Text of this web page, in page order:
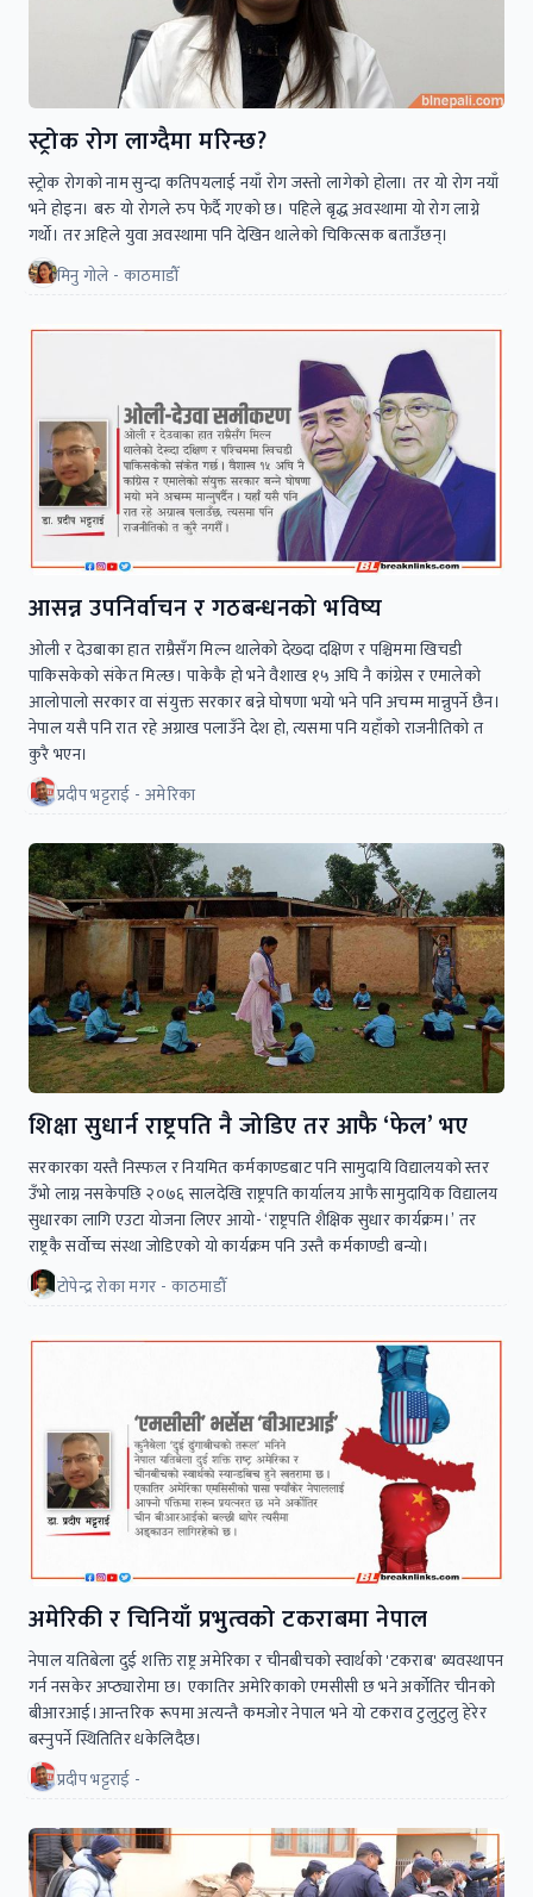
स्ट्रोक रोग लाग्दैमा मरिन्छ?
स्ट्रोक रोगकाे नाम सुन्दा कतिपयलाई नयाँ रोग जस्तो लागेको होला। तर यो रोग नयाँ
भने होइन। बरु यो रोगले रुप फेर्दै गएको छ। पहिले बृद्ध अवस्थामा यो रोग लाग्ने
गर्थो। तर अहिले युवा अवस्थामा पनि देखिन थालेकाे चिकित्सक बताउँछन्।
मिनु गोले - काठमाडौँ
आसन्न उपनिर्वाचन र गठबन्धनको भविष्य
ओली र देउबाका हात राम्रैसँग मिल्न थालेको देख्दा दक्षिण र पश्चिममा खिचडी
पाकिसकेको संकेत मिल्छ। पाकेकै हो भने वैशाख १५ अघि नै कांग्रेस र एमालेको
आलोपालो सरकार वा संयुक्त सरकार बन्ने घोषणा भयो भने पनि अचम्म मान्नुपर्ने छैन।
नेपाल यसै पनि रात रहे अग्राख पलाउँने देश हो, त्यसमा पनि यहाँको राजनीतिको त
कुरै भएन।
प्रदीप भट्टराई - अमेरिका
शिक्षा सुधार्न राष्ट्रपति नै जोडिए तर आफै ‘फेल’ भए
सरकारका यस्तै निस्फल र नियमित कर्मकाण्डबाट पनि सामुदायि विद्यालयको स्तर
उँभो लाग्न नसकेपछि २०७६ सालदेखि राष्ट्रपति कार्यालय आफै सामुदायिक विद्यालय
सुधारका लागि एउटा योजना लिएर आयो- ‘राष्ट्रपति शैक्षिक सुधार कार्यक्रम।’ तर
राष्ट्रकै सर्वोच्च संस्था जोडिएको यो कार्यक्रम पनि उस्तै कर्मकाण्डी बन्यो।
टोपेन्द्र रोका मगर - काठमाडौँ
अमेरिकी र चिनियाँ प्रभुत्वको टकराबमा नेपाल
नेपाल यतिबेला दुई शक्ति राष्ट्र अमेरिका र चीनबीचको स्वार्थको 'टकराब' ब्यवस्थापन
गर्न नसकेर अप्ठ्यारोमा छ। एकातिर अमेरिकाको एमसीसी छ भने अर्कोतिर चीनको
बीआरआई।आन्तरिक रूपमा अत्यन्तै कमजोर नेपाल भने यो टकराव टुलुटुलु हेरेर
बस्नुपर्ने स्थितितिर धकेलिदैछ।
प्रदीप भट्टराई -